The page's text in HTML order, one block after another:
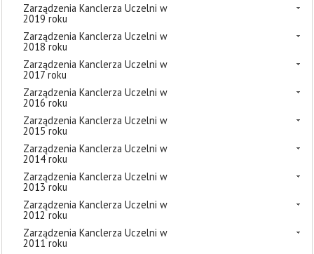
Zarządzenia Kanclerza Uczelni w
2019 roku
Zarządzenia Kanclerza Uczelni w
2018 roku
Zarządzenia Kanclerza Uczelni w
2017 roku
Zarządzenia Kanclerza Uczelni w
2016 roku
Zarządzenia Kanclerza Uczelni w
2015 roku
Zarządzenia Kanclerza Uczelni w
2014 roku
Zarządzenia Kanclerza Uczelni w
2013 roku
Zarządzenia Kanclerza Uczelni w
2012 roku
Zarządzenia Kanclerza Uczelni w
2011 roku